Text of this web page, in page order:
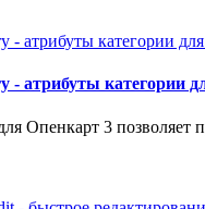
атрибуты категории
Опенкарт 3 позволяет